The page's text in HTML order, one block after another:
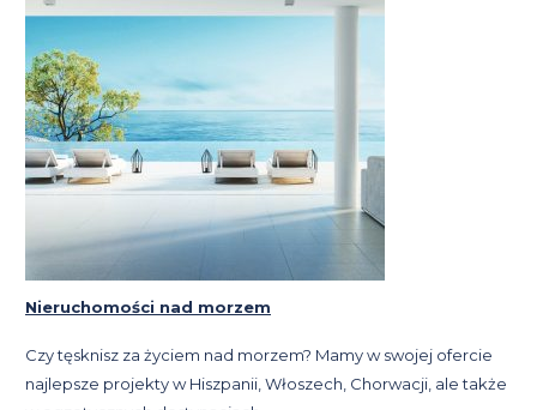
Nieruchomości nad morzem
Czy tęsknisz za życiem nad morzem? Mamy w swojej ofercie
najlepsze projekty w Hiszpanii, Włoszech, Chorwacji, ale także